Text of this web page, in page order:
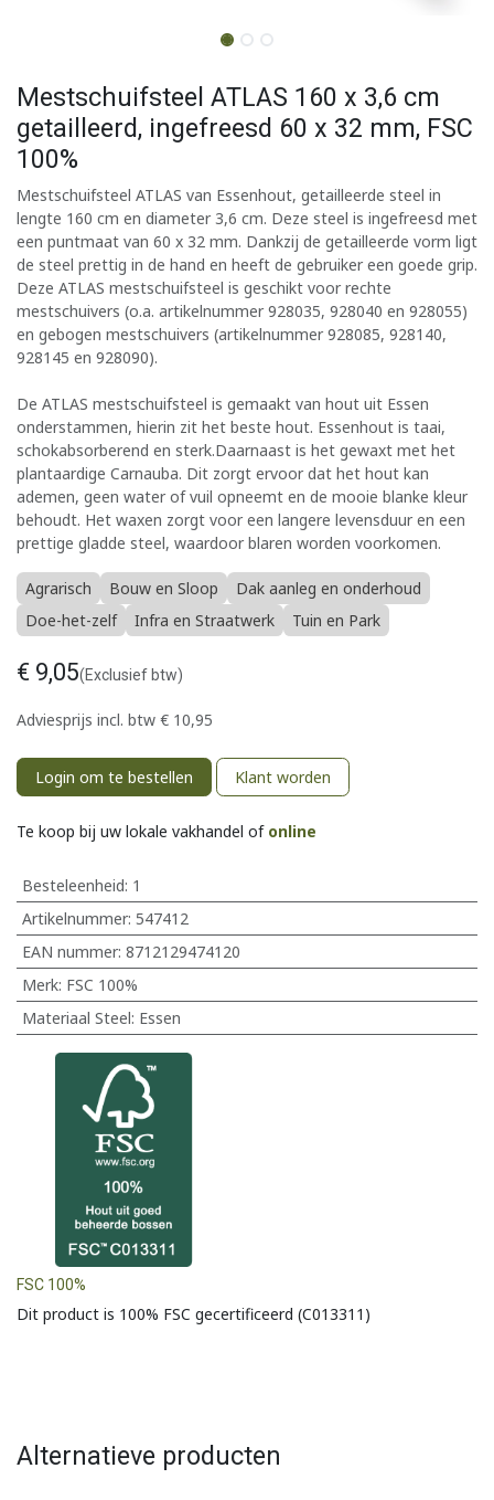
Mestschuifsteel ATLAS 160 x 3,6 cm
getailleerd, ingefreesd 60 x 32 mm, FSC
100%
Mestschuifsteel ATLAS van Essenhout, getailleerde steel in
lengte 160 cm en diameter 3,6 cm. Deze steel is ingefreesd met
een puntmaat van 60 x 32 mm. Dankzij de getailleerde vorm ligt
de steel prettig in de hand en heeft de gebruiker een goede grip.
Deze ATLAS mestschuifsteel is geschikt voor rechte
mestschuivers (o.a. artikelnummer 928035, 928040 en 928055)
en gebogen mestschuivers (artikelnummer 928085, 928140,
928145 en 928090).
De ATLAS mestschuifsteel is gemaakt van hout uit Essen
onderstammen, hierin zit het beste hout. Essenhout is taai,
schokabsorberend en sterk.Daarnaast is het gewaxt met het
plantaardige Carnauba. Dit zorgt ervoor dat het hout kan
ademen, geen water of vuil opneemt en de mooie blanke kleur
behoudt. Het waxen zorgt voor een langere levensduur en een
prettige gladde steel, waardoor blaren worden voorkomen.
Agrarisch Bouw en Sloop
Dak aanleg en onderhoud
Doe-het-zelf
Infra en Straatwerk Tuin en Park
€ 9,05(Exclusief btw)
Adviesprijs incl. btw € 10,95
Login om te bestellen Klant worden
Te koop bij uw lokale vakhandel of online
Besteleenheid: 1
Artikelnummer: 547412
EAN nummer: 8712129474120
Merk: FSC 100%
Materiaal Steel: Essen
FSC 100%
Dit product is 100% FSC gecertificeerd (C013311)
Alternatieve producten